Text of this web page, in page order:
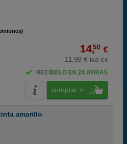
14,50 €
11,98 € iva ex
RECÍBELO EN 24 HORAS
comprar >
amarillo